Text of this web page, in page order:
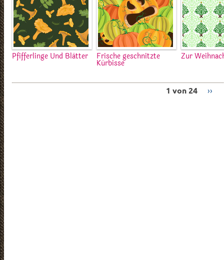
Pfifferlinge Und Blätter Frische geschnitzte
Kürbisse
Zur
1 von 24 ››